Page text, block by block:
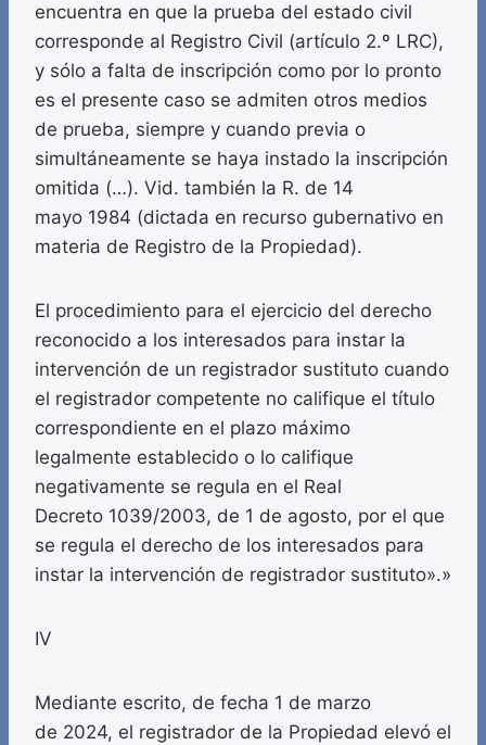
encuentra en que la prueba del estado civil
corresponde al Registro Civil (artículo 2.º LRC),
y sólo a falta de inscripción como por lo pronto
es el presente caso se admiten otros medios
de prueba, siempre y cuando previa o
simultáneamente se haya instado la inscripción
omitida (…). Vid. también la R. de 14
mayo 1984 (dictada en recurso gubernativo en
materia de Registro de la Propiedad).
El procedimiento para el ejercicio del derecho
reconocido a los interesados para instar la
intervención de un registrador sustituto cuando
el registrador competente no califique el título
correspondiente en el plazo máximo
legalmente establecido o lo califique
negativamente se regula en el Real
Decreto 1039/2003, de 1 de agosto, por el que
se regula el derecho de los interesados para
instar la intervención de registrador sustituto».»
IV
Mediante escrito, de fecha 1 de marzo
de 2024, el registrador de la Propiedad elevó el